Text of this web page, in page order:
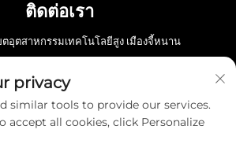
ติดต่อเรา
อุตสาหกรรมเทคโนโลยีสูง เมืองจี้หนาน
privacy
similar tools to provide our services.
accept all cookies, click Personalize